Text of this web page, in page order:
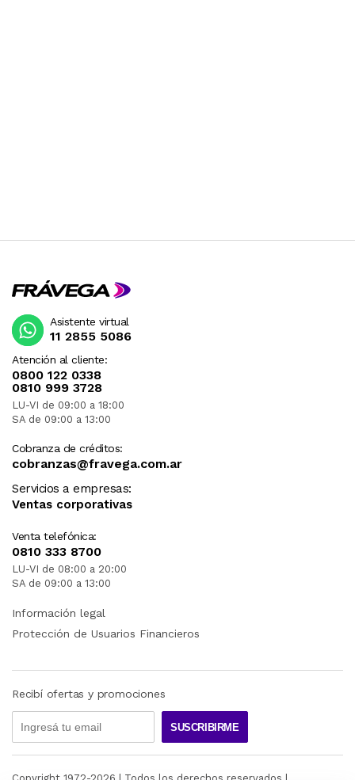
Atención al cliente:
0800 122 0338
0810 999 3728
LU-VI de 09:00 a 18:00
SA de 09:00 a 13:00
Cobranza de créditos:
cobranzas@fravega.com.ar
Servicios a empresas:
Ventas corporativas
Venta telefónica:
0810 333 8700
LU-VI de 08:00 a 20:00
SA de 09:00 a 13:00
Asistente virtual
11 2855 5086
Información legal
Protección de Usuarios Financieros
Recibí ofertas y promociones
SUSCRIBIRME